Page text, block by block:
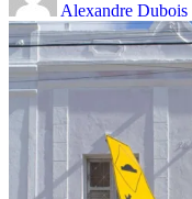
Alexandre Dubois